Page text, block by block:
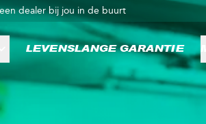
dealer bij jou in de buurt
LEVENSLANGE GARANTIE